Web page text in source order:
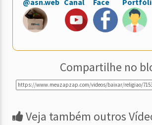
@asn.web Canal Face
Compartilhe no
Veja também outros